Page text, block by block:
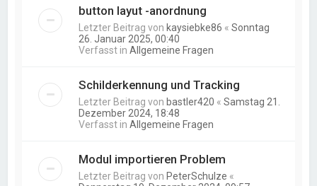
button layut -anordnung
Letzter Beitrag von kaysiebke86 «Sonntag
26. Januar 2025, 00:40
Verfasst inAllgemeine Fragen
Schilderkennung und Tracking
Letzter Beitrag von bastler420 «Samstag 21.
Dezember 2024, 18:48
Verfasst inAllgemeine Fragen
Modul importieren Problem
Letzter Beitrag von PeterSchulze «